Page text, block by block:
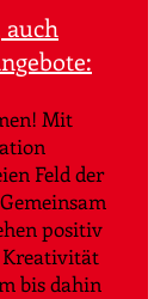
Mit
Feld der
positiv
bis dahin